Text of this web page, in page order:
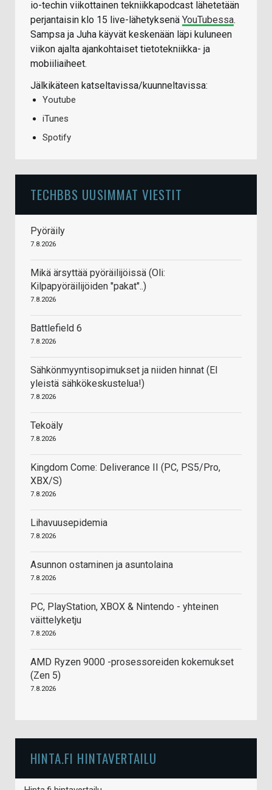
io-techin viikottainen tekniikkapodcast lähetetään
perjantaisin klo 15 live-lähetyksenä YouTubessa.
Sampsa ja Juha käyvät keskenään läpi kuluneen
viikon ajalta ajankohtaiset tietotekniikka- ja
mobiiliaiheet.
Jälkikäteen katseltavissa/kuunneltavissa:
Youtube
iTunes
Spotify
TECHBBS UUSIMMAT VIESTIT
Pyöräily
7.8.2026
Mikä ärsyttää pyöräilijöissä (Oli:
Kilpapyöräilijöiden "pakat"..)
7.8.2026
Battlefield 6
7.8.2026
Sähkönmyyntisopimukset ja niiden hinnat (EI
yleistä sähkökeskustelua!)
7.8.2026
Tekoäly
7.8.2026
Kingdom Come: Deliverance II (PC, PS5/Pro,
XBX/S)
7.8.2026
Lihavuusepidemia
7.8.2026
Asunnon ostaminen ja asuntolaina
7.8.2026
PC, PlayStation, XBOX & Nintendo - yhteinen
väittelyketju
7.8.2026
AMD Ryzen 9000 -prosessoreiden kokemukset
(Zen 5)
7.8.2026
HINTA.FI HINTAVERTAILU